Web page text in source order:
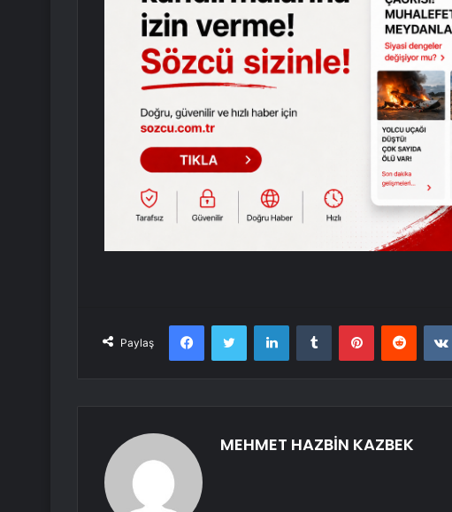
Paylaş
FacebookTwitter LinkedInTumblr PinterestReddit
MEHMET HAZBİN KAZBEK